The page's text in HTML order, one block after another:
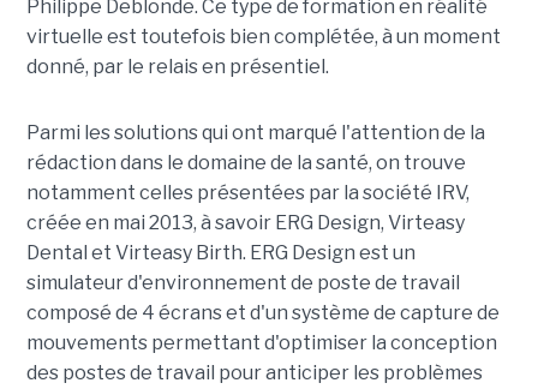
Philippe Deblonde. Ce type de formation en réalité
virtuelle est toutefois bien complétée, à un moment
donné, par le relais en présentiel.
Parmi les solutions qui ont marqué l'attention de la
rédaction dans le domaine de la santé, on trouve
notamment celles présentées par la société IRV,
créée en mai 2013, à savoir ERG Design, Virteasy
Dental et Virteasy Birth. ERG Design est un
simulateur d'environnement de poste de travail
composé de 4 écrans et d'un système de capture de
mouvements permettant d'optimiser la conception
des postes de travail pour anticiper les problèmes